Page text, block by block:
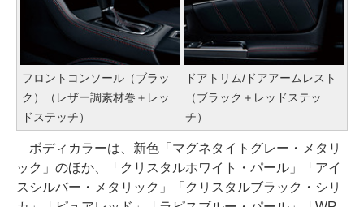
フロントコンソール（ブラッ
ク）（レザー調素材巻＋レッ
ドステッチ）
ドアトリム/ドアアームレスト
（ブラック＋レッドステッ
チ）
ボディカラーは、新色「マグネタイトグレー・メタリ
ック」のほか、「クリスタルホワイト・パール」「アイ
スシルバー・メタリック」「クリスタルブラック・シリ